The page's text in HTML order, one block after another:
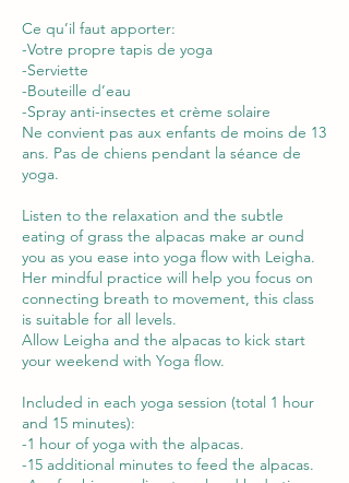
Ce qu’il faut apporter:
-Votre propre tapis de yoga
-Serviette
-Bouteille d’eau
-Spray anti-insectes et crème solaire
Ne convient pas aux enfants de moins de 13
ans. Pas de chiens pendant la séance de
yoga.
Listen to the relaxation and the subtle
eating of grass the alpacas make ar ound
you as you ease into yoga flow with Leigha.
Her mindful practice will help you focus on
connecting breath to movement, this class
is suitable for all levels.
Allow Leigha and the alpacas to kick start
your weekend with Yoga flow.
Included in each yoga session (total 1 hour
and 15 minutes):
-1 hour of yoga with the alpacas.
-15 additional minutes to feed the alpacas.